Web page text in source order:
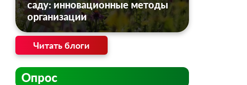
саду: инновационные методы
организации
Читать блоги
Опрос